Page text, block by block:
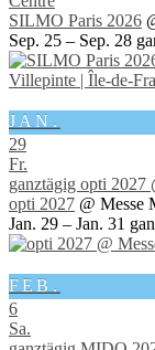
SILMO Paris 2026
Sep. 25 – Sep. 28
JAN.
29
Fr.
ganztägig opti 2027
opti 2027 @ Messe
Jan. 29 – Jan. 31
FEB.
6
Sa.